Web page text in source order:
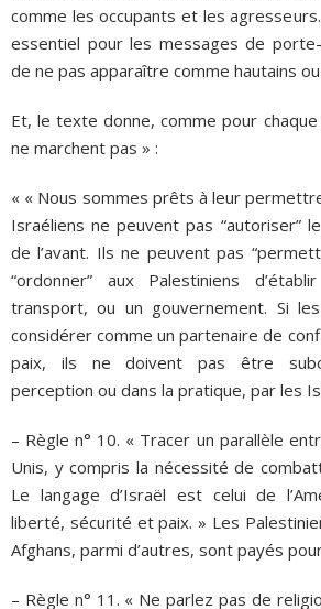
comme les occupants et les
essentiel pour les messages de
de ne pas apparaître comme hautains
Et, le texte donne, comme pour
ne marchent pas » :
« « Nous sommes prêts à leur
Israéliens ne peuvent pas “autoriser”
de l’avant. Ils ne peuvent pas
“ordonner” aux Palestiniens
transport, ou un gouvernement. Si
considérer comme un partenaire de
paix, ils ne doivent pas être
perception ou dans la pratique, par les
– Règle n° 10. « Tracer un parallèle
Unis, y compris la nécessité de
Le langage d’Israël est celui de
liberté, sécurité et paix. » Les
Afghans, parmi d’autres, sont payés
– Règle n° 11. « Ne parlez pas de